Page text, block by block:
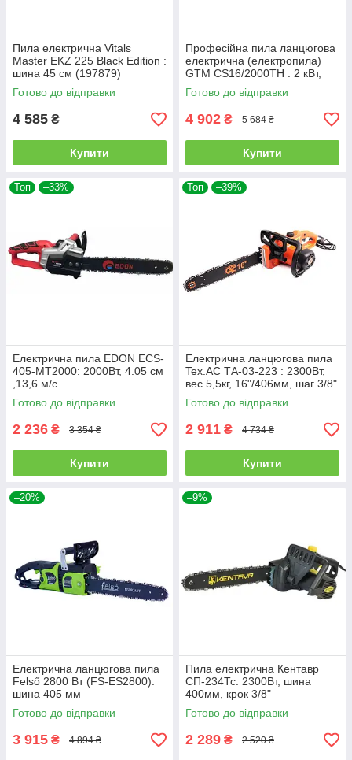
Пила електрична Vitals
Master EKZ 225 Black Edition :
шина 45 см (197879)
Готово до відправки
4 585 ₴
Купити
Професійна пила ланцюгова
електрична (електропила)
GTM CS16/2000ТН : 2 кВт,
шина 40см (2881)
Готово до відправки
4 902 ₴ 5 684 ₴
Купити
Топ –33%
Електрична пила EDON ECS-
405-MT2000: 2000Вт, 4.05 см
,13,6 м/с
Готово до відправки
2 236 ₴ 3 354 ₴
Купити
Топ –39%
Електрична ланцюгова пила
Tex.AC ТА-03-223 : 2300Вт,
вес 5,5кг, 16"/406мм, шаг 3/8"
Готово до відправки
2 911 ₴ 4 734 ₴
Купити
–20%
Електрична ланцюгова пила
Felső 2800 Вт (FS-ES2800):
шина 405 мм
Готово до відправки
3 915 ₴ 4 894 ₴
–9%
Пила електрична Кентавр
СП-234Тс: 2300Вт, шина
400мм, крок 3/8"
Готово до відправки
2 289 ₴ 2 520 ₴